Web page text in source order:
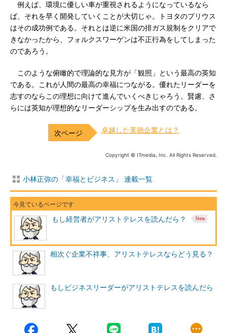
例えば、環境に優しい車が重視されるようになっているなら
ば、それを早く開発していくことが大切じゃ。トヨタのプリウス
はその成功例である。それとは逆に米国の排ガス規制をクリアで
きなかったから、フォルクスワーゲンは不正行為をしてしまった
のであろう。
このような俯瞰的で理論的な見方が「観照」という最高の英知
である。これが人間の最高の幸福につながる。優れたリーダーを
志すのならこの理想に向けて進んでいくべきじゃろう。賢慮、さ
らには英知が理想的なリーダーシップを生み出すのである。
卓越した美徳企業とは？
Copyright © ITmedia, Inc. All Rights Reserved.
小林正弥の「幸福とビジネス」 連載一覧
もし経営者がアリストテレスを読んだら？
相次ぐ企業不祥事、アリストテレスならどう見る？
もしビジネスリーダーがアリストテレスを読んだら